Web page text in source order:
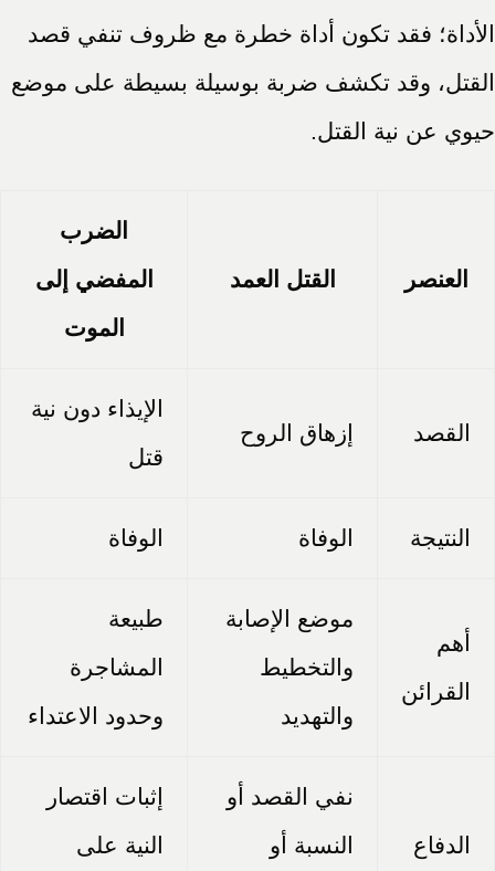
الأداة؛ فقد تكون أداة خطرة مع ظروف تنفي قصد
القتل، وقد تكشف ضربة بوسيلة بسيطة على موضع
حيوي عن نية القتل.
العنصر القتل العمد
الضرب
المفضي إلى
الموت
القصد إزهاق الروح
الإيذاء دون نية
قتل
النتيجة الوفاة الوفاة
أهم
القرائن
موضع الإصابة
والتخطيط
والتهديد
طبيعة
المشاجرة
وحدود الاعتداء
الدفاع
نفي القصد أو
النسبة أو
إثبات اقتصار
النية على